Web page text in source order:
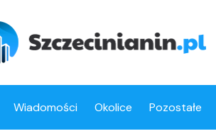
Wiadomości Okolice Pozostałe